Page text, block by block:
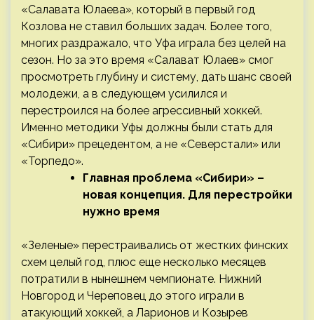
«Салавата Юлаева», который в первый год
Козлова не ставил больших задач. Более того,
многих раздражало, что Уфа играла без целей на
сезон. Но за это время «Салават Юлаев» смог
просмотреть глубину и систему, дать шанс своей
молодежи, а в следующем усилился и
перестроился на более агрессивный хоккей.
Именно методики Уфы должны были стать для
«Сибири» прецедентом, а не «Северстали» или
«Торпедо».
Главная проблема «Сибири» –
новая концепция. Для перестройки
нужно время
«Зеленые» перестраивались от жестких финских
схем целый год, плюс еще несколько месяцев
потратили в нынешнем чемпионате. Нижний
Новгород и Череповец до этого играли в
атакующий хоккей, а Ларионов и Козырев